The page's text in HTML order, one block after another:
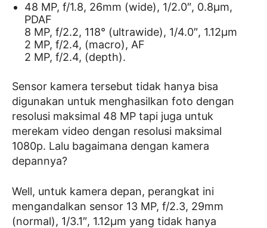
48 MP, f/1.8, 26mm (wide), 1/2.0″, 0.8µm,
PDAF
8 MP, f/2.2, 118° (ultrawide), 1/4.0″, 1.12µm
2 MP, f/2.4, (macro), AF
2 MP, f/2.4, (depth).
Sensor kamera tersebut tidak hanya bisa
digunakan untuk menghasilkan foto dengan
resolusi maksimal 48 MP tapi juga untuk
merekam video dengan resolusi maksimal
1080p. Lalu bagaimana dengan kamera
depannya?
Well, untuk kamera depan, perangkat ini
mengandalkan sensor 13 MP, f/2.3, 29mm
(normal), 1/3.1″, 1.12µm yang tidak hanya